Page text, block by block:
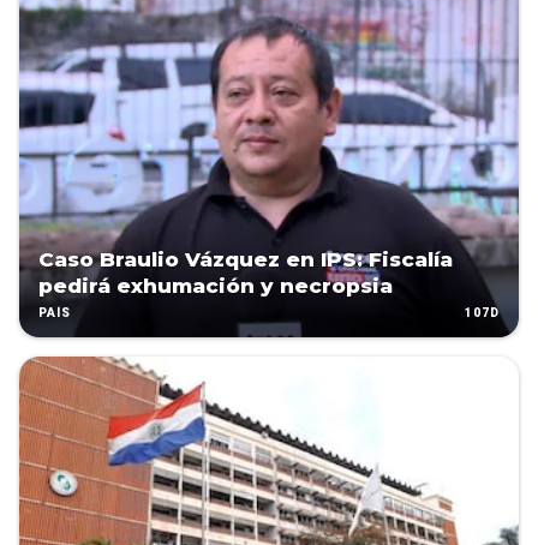
Caso Braulio Vázquez en IPS: Fiscalía
pedirá exhumación y necropsia
PAÍS 107D